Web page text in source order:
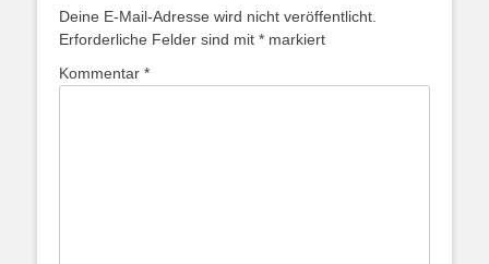
Deine E-Mail-Adresse wird nicht veröffentlicht.
Erforderliche Felder sind mit * markiert
Kommentar *